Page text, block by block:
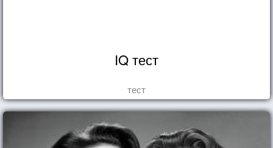
IQ тест
тест